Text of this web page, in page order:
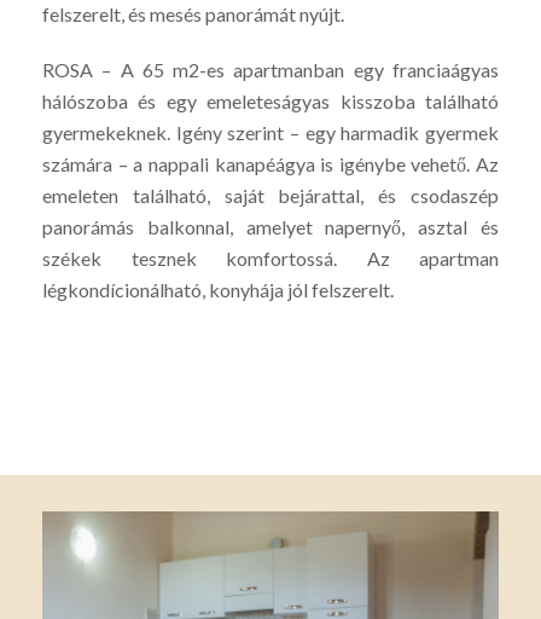
felszerelt, és mesés panorámát nyújt.
ROSA – A 65 m2-es apartmanban egy franciaágyas
hálószoba és egy emeleteságyas kisszoba található
gyermekeknek. Igény szerint – egy harmadik gyermek
számára – a nappali kanapéágya is igénybe vehető. Az
emeleten található, saját bejárattal, és csodaszép
panorámás balkonnal, amelyet napernyő, asztal és
székek tesznek komfortossá. Az apartman
légkondícionálható, konyhája jól felszerelt.